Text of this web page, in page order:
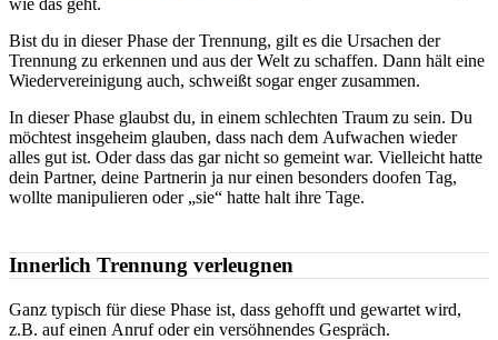
wie das geht.
Bist du in dieser Phase der Trennung, gilt es die Ursachen der
Trennung zu erkennen und aus der Welt zu schaffen. Dann hält eine
Wiedervereinigung auch, schweißt sogar enger zusammen.
In dieser Phase glaubst du, in einem schlechten Traum zu sein. Du
möchtest insgeheim glauben, dass nach dem Aufwachen wieder
alles gut ist. Oder dass das gar nicht so gemeint war. Vielleicht hatte
dein Partner, deine Partnerin ja nur einen besonders doofen Tag,
wollte manipulieren oder „sie“ hatte halt ihre Tage.
Innerlich Trennung verleugnen
Ganz typisch für diese Phase ist, dass gehofft und gewartet wird,
z.B. auf einen Anruf oder ein versöhnendes Gespräch.